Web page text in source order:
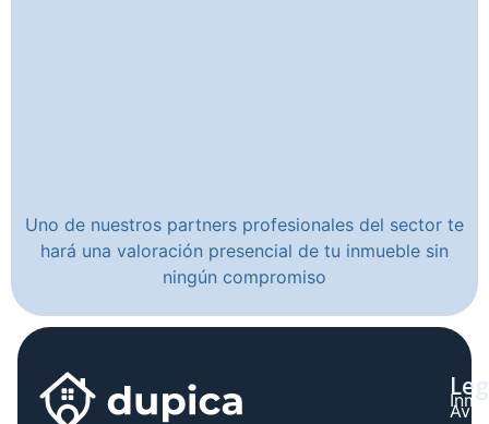
Uno de nuestros partners profesionales del sector te
hará una valoración presencial de tu inmueble sin
ningún compromiso